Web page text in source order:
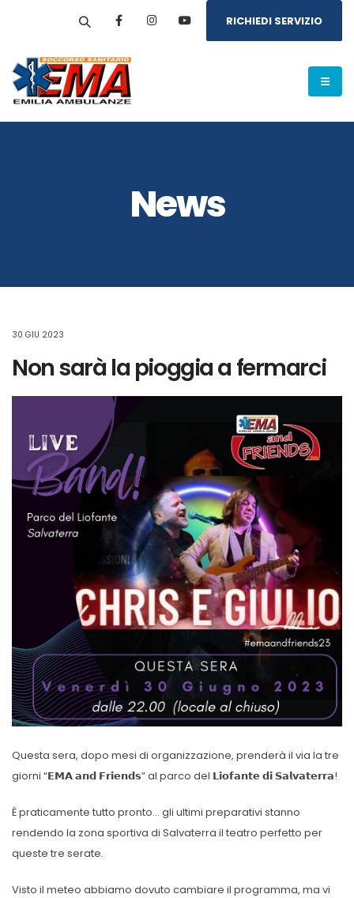
RICHIEDI SERVIZIO
News
30 GIU 2023
Non sarà la pioggia a fermarci
Questa sera, dopo mesi di organizzazione, prenderà il via la tre
giorni “𝗘𝗠𝗔 𝗮𝗻𝗱 𝗙𝗿𝗶𝗲𝗻𝗱𝘀” al parco del 𝗟𝗶𝗼𝗳𝗮𝗻𝘁𝗲 𝗱𝗶 𝗦𝗮𝗹𝘃𝗮𝘁𝗲𝗿𝗿𝗮!
È praticamente tutto pronto… gli ultimi preparativi stanno
rendendo la zona sportiva di Salvaterra il teatro perfetto per
queste tre serate.
Visto il meteo abbiamo dovuto cambiare il programma, ma vi